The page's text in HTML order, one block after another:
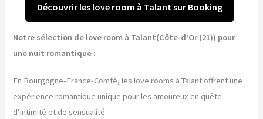
Découvrir les love room à Talant sur Booking
Notre sélection de love room à Talant(Côte-d’Or (21)) pour
une nuit romantique :
En Bourgogne-France-Comté, les love rooms à Talant offrent une
expérience romantique unique pour les amoureux en quête
d’intimité et de sensualité.